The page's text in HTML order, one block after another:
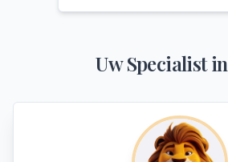
Uw Specialist in